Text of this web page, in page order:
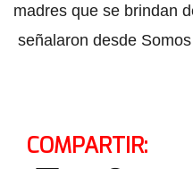
madres que se brindan
señalaron desde
COMPARTIR: